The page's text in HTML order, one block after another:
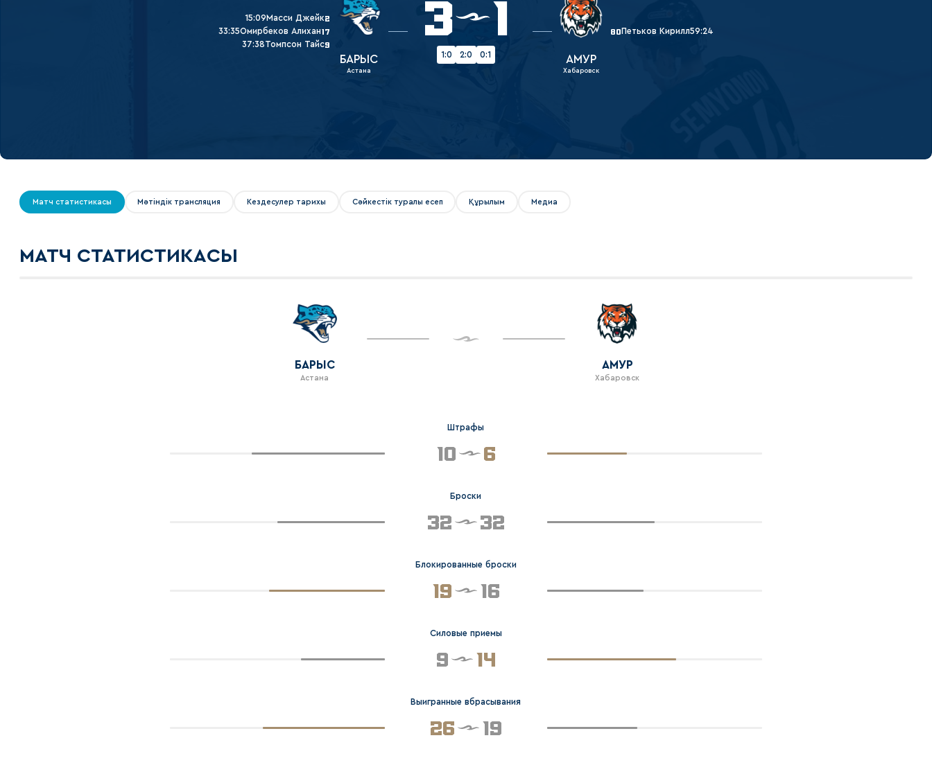
Северсталь
Амур
Барыс
Салават Юлаев
Сибирь
15:09Масси Джейк2
33:35Омирбеков Алихан17
37:38Томпсон Тайс9
БАРЫС
Астана
3 1
1:0 2:0 0:1
59:24
Петьков Кирилл
80
АМУР
Хабаровск
Матч статистикасы Мәтіндік трансляция Кездесулер тарихы Сәйкестік туралы есеп Құрылым Медиа
МАТЧ СТАТИСТИКАСЫ
БАРЫС
Астана
АМУР
Хабаровск
Штрафы
10 6
Броски
32 32
Блокированные броски
19 16
Силовые приемы
9 14
Выигранные вбрасывания
26 19